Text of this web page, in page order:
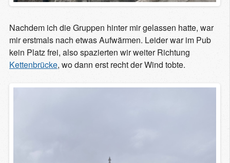
Nachdem ich die Gruppen hinter mir gelassen hatte, war
mir erstmals nach etwas Aufwärmen. Leider war im Pub
kein Platz frei, also spazierten wir weiter Richtung
Kettenbrücke, wo dann erst recht der Wind tobte.